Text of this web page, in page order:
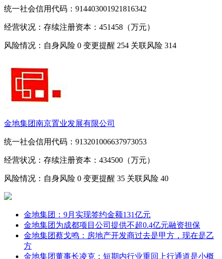
统一社会信用代码：914403001921816342
经营状况：存续注册资本：451458（万元）
风险情况：自身风险 0 变更提醒 254 关联风险 314
金地集团南京置业发展有限公司
统一社会信用代码：913201006637973053
经营状况：存续注册资本：434500（万元）
风险情况：自身风险 0 变更提醒 35 关联风险 40
金地集团：9月实现签约金额131亿元
金地集团为成都项目公司提供不超0.4亿元融资担保
金地集团蔡戈鸣：房地产开发商过去是甲方，现在是乙
方
金地集团董事长凌克：短期内行业重回上行通道是小概